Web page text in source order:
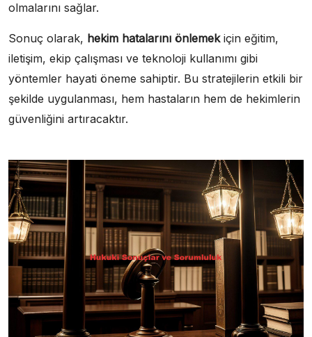
olmalarını sağlar.
Sonuç olarak, hekim hatalarını önlemekiçin eğitim,
iletişim, ekip çalışması ve teknoloji kullanımı gibi
yöntemler hayati öneme sahiptir. Bu stratejilerin etkili bir
şekilde uygulanması, hem hastaların hem de hekimlerin
güvenliğini artıracaktır.